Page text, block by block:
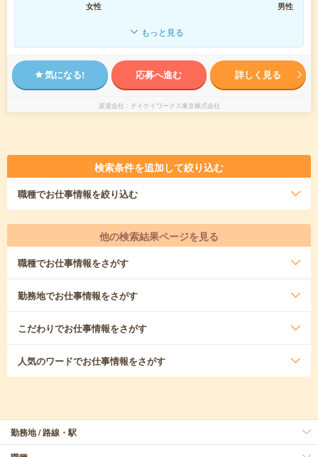
女性
男性
もっと見る
気になる! 応募へ進む 詳しく見る
派遣会社 テイケイワークス東京株式会社
検索条件を追加して絞り込む
職種でお仕事情報を絞り込む
他の検索結果ページを見る
職種でお仕事情報をさがす
勤務地でお仕事情報をさがす
こだわりでお仕事情報をさがす
人気のワードでお仕事情報をさがす
勤務地 / 路線・駅